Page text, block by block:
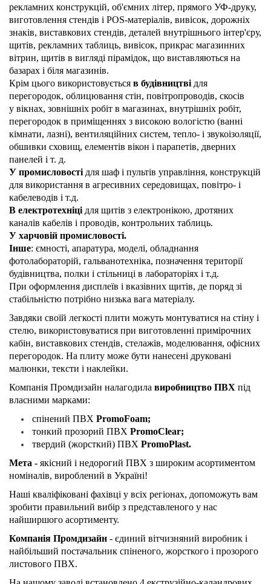
рекламних конструкцій, об'ємних літер, прямого УФ-друку,
виготовлення стендів і POS-матеріалів, вивісок, дорожніх
знаків, виставкових стендів, деталей внутрішнього інтер'єру,
щитів, рекламних таблиць, вивісок, прикрас магазинних
вітрин, щитів в вигляді пірамідок, що виставляються на
базарах і біля магазинів.
Крім цього використовується в будівництві для
перегородок, облицювання стін, повітропроводів, скосів
у вікнах, зовнішніх робіт в магазинах, внутрішніх робіт,
перегородок в приміщеннях з високою вологістю (ванні
кімнати, лазні), вентиляційних систем, тепло- і звукоізоляції,
обшивки сховищ, елементів вікон і парапетів, дверних
панелей і т. д.
У промисловості для шаф і пультів управління, конструкцій
для використання в агресивних середовищах, повітро- і
кабелеводів і т.д.
В електротехніці для щитів з електронікою, дротяних
каналів кабелів і проводів, контрольних таблиць.
У харчовій промисловості.
Інше: ємності, апаратура, моделі, обладнання
фотолабораторій, гальванотехніка, позначення території
будівництва, полки і стільниці в лабораторіях і т.д.
При оформлення дисплеїв і вказівних щитів, де поряд зі
стабільністю потрібно низька вага матеріалу.
Завдяки своїй легкості плити можуть монтуватися на стіну і
стелю, використовуватися при виготовленні примірочних
кабін, виставкових стендів, стелажів, моделювання, офісних
перегородок. На плиту може бути нанесені друковані
малюнки, тексти і наклейки.
Компанія Промдизайн налагодила виробництво ПВХ під
власними марками:
спінений ПВХ PromoFoam;
тонкий прозорий ПВХ PromoClear;
твердий (жорсткий) ПВХ PromoPlast.
Мета - якісний і недорогий ПВХ з широким асортиментом
номіналів, вироблений в Україні!
Наші кваліфіковані фахівці у всіх регіонах, допоможуть вам
зробити правильний вибір з представленого у нас
найширшого асортименту.
Компанія Промдизайн - єдиний вітчизняний виробник і
найбільший постачальник спіненого, жорсткого і прозорого
листового ПВХ.